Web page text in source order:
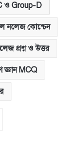
ও Group-D
নলেজ কোশ্চেন
প্রশ্ন ও উত্তর
জ্ঞান MCQ